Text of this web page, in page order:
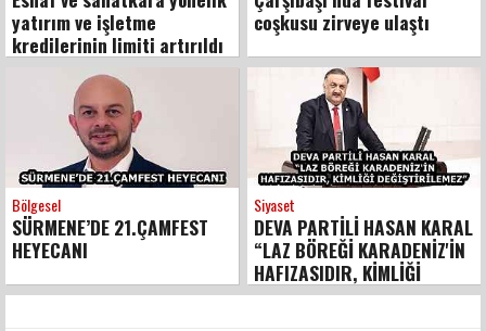
yatırım ve işletme
kredilerinin limiti artırıldı
coşkusu zirveye ulaştı
Bölgesel
SÜRMENE’DE 21.ÇAMFEST
HEYECANI
Siyaset
DEVA PARTİLİ HASAN KARAL
“LAZ BÖREĞİ KARADENİZ'İN
HAFIZASIDIR, KİMLİĞİ
DEĞİŞTİRİLEMEZ”